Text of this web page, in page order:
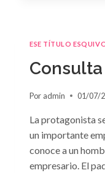
ESE TÍTULO
Consulta
Por admin 01/07/
La protagonista
un importante
conoce a un
empresario. El